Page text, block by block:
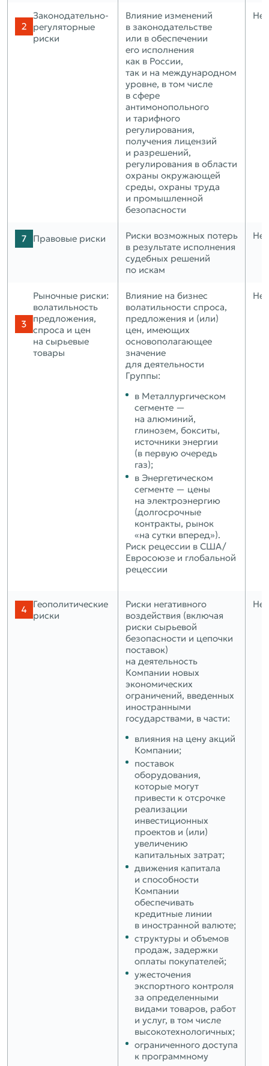
Законодательно-
регуляторные
риски
Влияние изменений
в законодательстве
или в обеспечении
его исполнения
как в России,
так и на международном
уровне, в том числе
в сфере
антимонопольного
и тарифного
регулирования,
получения лицензий
и разрешений,
регулирования в области
охраны окружающей
среды, охраны труда
и промышленной
безопасности
Нет
Правовые риски
Риски возможных потерь
в результате исполнения
судебных решений
по искам
Нет
Рыночные риски:
волатильность
предложения,
спроса и цен
на сырьевые
товары
Влияние на бизнес
волатильности спроса,
предложения и (или)
цен, имеющих
основополагающее
значение
для деятельности
Группы:
в Металлургическом
сегменте —
на алюминий,
глинозем, бокситы,
источники энергии
(в первую очередь
газ);
в Энергетическом
сегменте — цены
на электроэнергию
(долгосрочные
контракты, рынок
«на сутки вперед»).
Риск рецессии в США/
Евросоюзе и глобальной
рецессии
Нет
Геополитические
риски
Риски негативного
воздействия (включая
риски сырьевой
безопасности и цепочки
поставок)
на деятельность
Компании новых
экономических
ограничений, введенных
иностранными
государствами, в части:
влияния на цену акций
Компании;
поставок
оборудования,
которые могут
привести к отсрочке
реализации
инвестиционных
проектов и (или)
увеличению
капитальных затрат;
движения капитала
и способности
Компании
обеспечивать
кредитные линии
в иностранной валюте;
структуры и объемов
продаж, задержки
оплаты покупателей;
ужесточения
экспортного контроля
за определенными
видами товаров, работ
и услуг, в том числе
высокотехнологичных;
ограниченного доступа
к программному
Нет